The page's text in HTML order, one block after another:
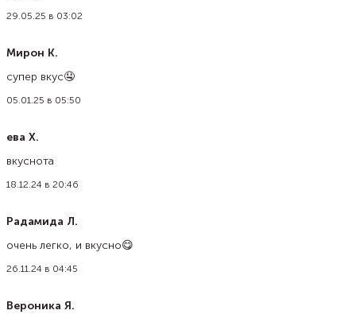
29.05.25 в 03:02
Мирон К.
супер вкус🤤
05.01.25 в 05:50
ева Х.
вкуснота
18.12.24 в 20:46
Радамида Л.
очень легко, и вкусно😋
26.11.24 в 04:45
Вероника Я.